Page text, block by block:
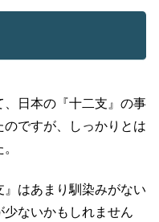
、日本の『十二支』の事
ですが、しっかりとは
はあまり馴染みがない
ないかもしれません